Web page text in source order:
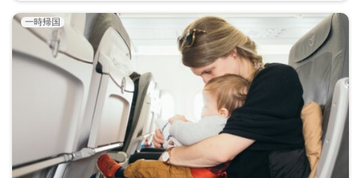
一時帰国